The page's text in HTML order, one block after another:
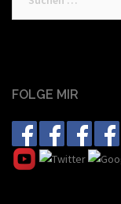
nach:
FOLGE MIR